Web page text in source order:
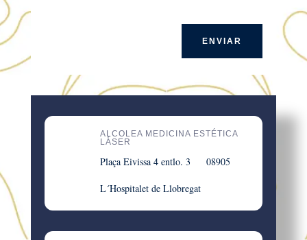
ENVIAR
ALCOLEA MEDICINA ESTÉTICA
LÁSER
Plaça Eivissa 4 entlo. 3 08905
L´Hospitalet de Llobregat